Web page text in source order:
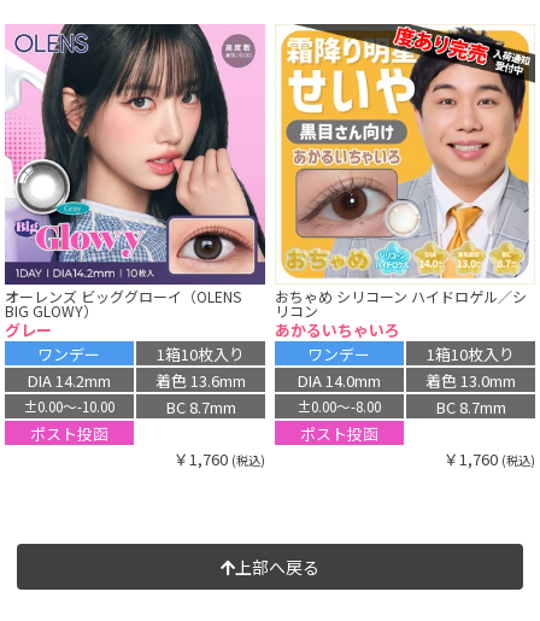
オーレンズ ビッググローイ（OLENS
BIG GLOWY）
グレー
ワンデー
1箱10枚入り
DIA 14.2mm
着色 13.6mm
±0.00〜-10.00
BC 8.7mm
ポスト投函
￥1,760 (税込)
おちゃめ シリコーン ハイドロゲル／シ
リコン
あかるいちゃいろ
ワンデー
1箱10枚入り
DIA 14.0mm
着色 13.0mm
±0.00〜-8.00
BC 8.7mm
ポスト投函
￥1,760 (税込)
上部へ戻る